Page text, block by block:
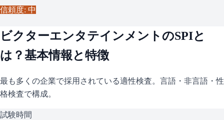
信頼度: 中
ビクターエンタテインメント のSPIと
は？基本情報と特徴
最も多くの企業で採用されている適性検査。言語・非言語・性
格検査で構成。
試験時間